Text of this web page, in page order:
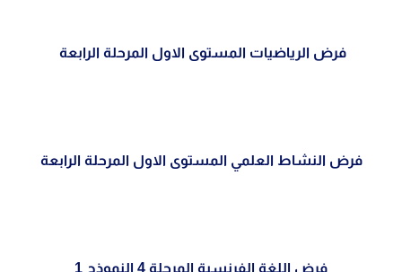
فرض الرياضيات المستوى الاول المرحلة الرابعة
فرض النشاط العلمي المستوى الاول المرحلة الرابعة
فرض اللغة الفرنسية المرحلة 4 النموذج 1